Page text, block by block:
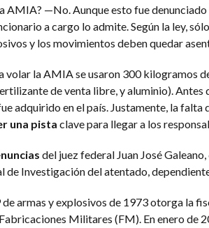
AMIA? —No.Aunque esto fue
a cargo lo admite. Según la ley,
y los movimientos deben quedar
volar la AMIA se usaron 300 kilogramos
de venta libre, y aluminio).
adquirido en el país. Justamente, la
una pista clave para llegar a los
del juez federal Juan José
de Investigación del atentado,
de armas y explosivos de 1973 otorga la
Militares (FM). En enero de